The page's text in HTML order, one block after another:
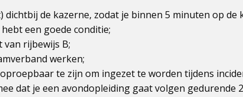
dichtbij de kazerne, zodat je binnen 5 minuten op de
een goede conditie;
van rijbewijs B;
werken;
te zijn om ingezet te worden tijdens
dat je een avondopleiding gaat volgen gedurende